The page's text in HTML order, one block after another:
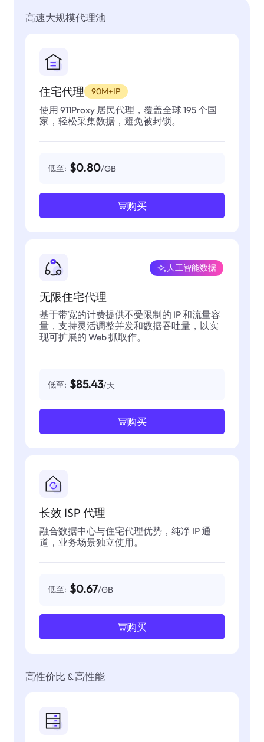
高速大规模代理池
住宅代理 90M+IP
使用 911Proxy 居民代理，覆盖全球 195 个国
家，轻松采集数据，避免被封锁。
低至: $0.80/GB
购买
无限住宅代理
人工智能数据
基于带宽的计费提供不受限制的 IP 和流量容
量，支持灵活调整并发和数据吞吐量，以实
现可扩展的 Web 抓取作。
低至: $85.43/天
购买
长效 ISP 代理
融合数据中心与住宅代理优势，纯净 IP 通
道，业务场景独立使用。
低至: $0.67/GB
购买
高性价比 & 高性能